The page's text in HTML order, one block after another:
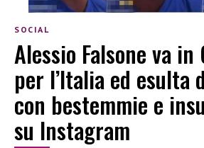
SOCIAL
Alessio Falsone va in
per l’Italia ed esulta
con bestemmie e
su Instagram